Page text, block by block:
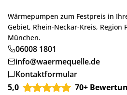
Wärmepumpen zum Festpreis in
Gebiet, Rhein-Neckar-Kreis, Region
München.
06008 1801
info@waermequelle.de
Kontaktformular
5,0
70+